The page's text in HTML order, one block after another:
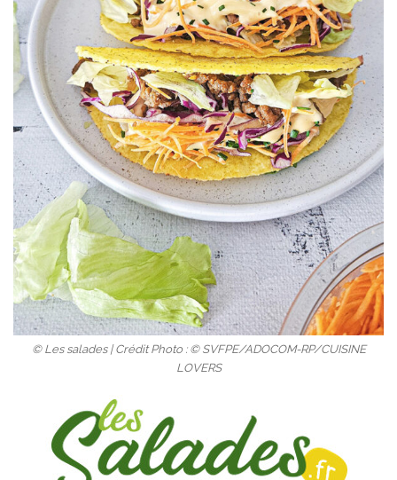
© Les salades | Crédit Photo : © SVFPE/ADOCOM-RP/CUISINE
LOVERS